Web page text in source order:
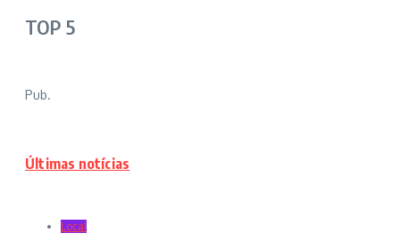
TOP 5
Pub.
Últimas notícias
Local